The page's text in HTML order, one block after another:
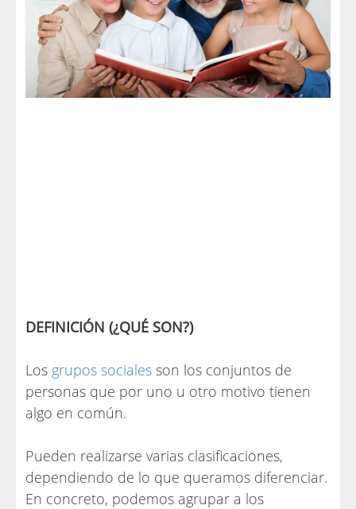
DEFINICIÓN (¿QUÉ SON?)
Los grupos sociales son los conjuntos de
personas que por uno u otro motivo tienen
algo en común.
Pueden realizarse varias clasificaciones,
dependiendo de lo que queramos diferenciar.
En concreto, podemos agrupar a los